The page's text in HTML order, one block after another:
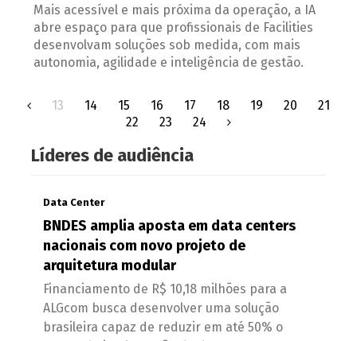
Mais acessível e mais próxima da operação, a IA
abre espaço para que profissionais de Facilities
desenvolvam soluções sob medida, com mais
autonomia, agilidade e inteligência de gestão.
13 14 15 16 17 18 19 20
21
22
23 24
Líderes de audiência
Data Center
BNDES amplia aposta em data centers
nacionais com novo projeto de
arquitetura modular
Financiamento de R$ 10,18 milhões para a
ALGcom busca desenvolver uma solução
brasileira capaz de reduzir em até 50% o